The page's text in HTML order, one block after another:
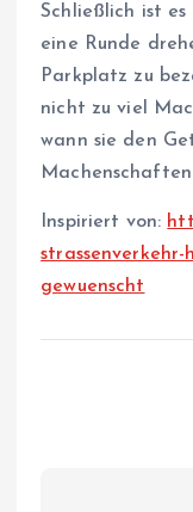
Schließlich ist
eine Runde
Parkplatz zu
nicht zu viel
wann sie den
Inspiriert von:
gewuenscht